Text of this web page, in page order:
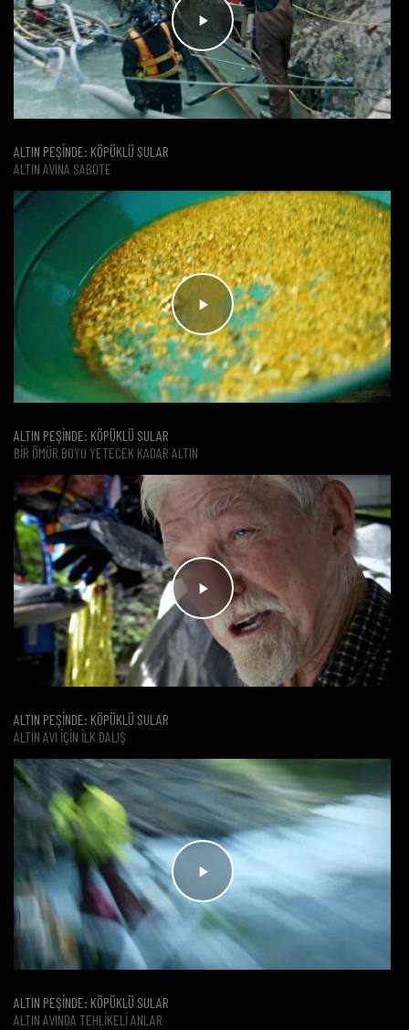
ALTIN PEŞİNDE: KÖPÜKLÜ SULAR
ALTIN AVINA SABOTE
ALTIN PEŞİNDE: KÖPÜKLÜ SULAR
BIR ÖMÜR BOYU YETECEK KADAR ALTIN
ALTIN PEŞİNDE: KÖPÜKLÜ SULAR
ALTIN AVI IÇIN ILK DALIŞ
ALTIN PEŞİNDE: KÖPÜKLÜ SULAR
ALTIN AVINDA TEHLIKELI ANLAR